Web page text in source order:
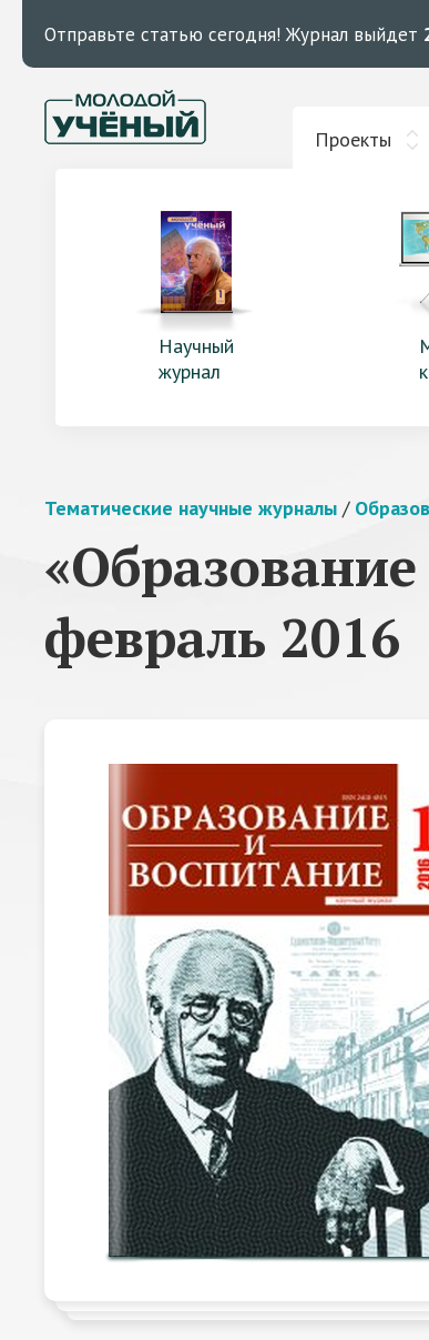
Отправьте статью сегодня! Журнал выйдет
Проекты
Научный
журнал
Тематические научные журналы /
февраль 2016